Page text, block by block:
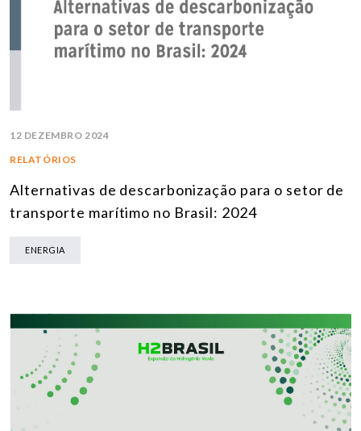
12 DEZEMBRO 2024
RELATÓRIOS
Alternativas de descarbonização para o setor de
transporte marítimo no Brasil: 2024
ENERGIA